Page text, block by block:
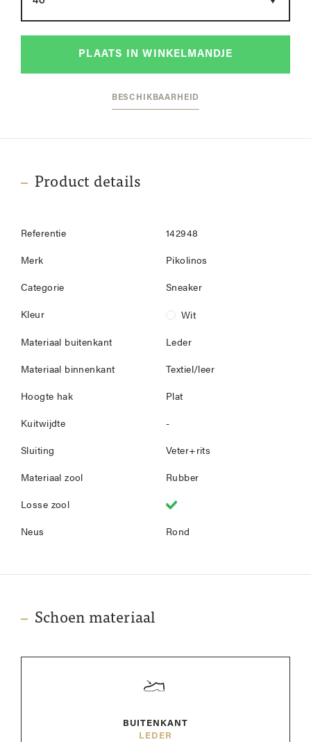
PLAATS IN WINKELMANDJE
BESCHIKBAARHEID
Product details
Referentie 142948
Merk Pikolinos
Categorie Sneaker
Kleur Wit
Materiaal buitenkant Leder
Materiaal binnenkant Textiel/leer
Hoogte hak Plat
Kuitwijdte -
Sluiting Veter+rits
Materiaal zool Rubber
Losse zool
Neus Rond
Schoen materiaal
BUITENKANT
LEDER